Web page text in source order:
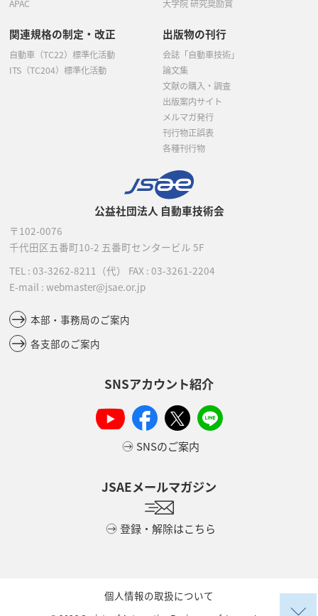
公益社団法人 自動車技術会
〒102-0076
千代田区五番町10-2 五番町センタービル 5F
TEL : 03-3262-8211 （代） FAX : 03-3261-2204
E-mail : webmaster@jsae.or.jp
本部・事務局のご案内
各支部のご案内
SNSアカウント紹介
SNSのご案内
JSAEメールマガジン
登録・解除はこちら
APAC
大学院 研究奨励賞
関連規格の制定・改正
自動車（TC22）標準化活動
ITS（TC204）標準化活動
出版物の刊行
会誌「自動車技術」
論文集
文献の購入・調査
出版案内サイト
メルマガ発行
刊行物正誤表
各種刊行物
個人情報の取扱について